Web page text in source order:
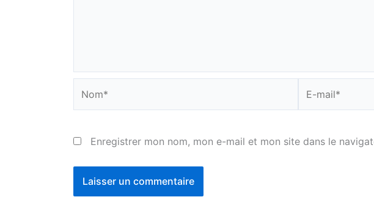
mail*
Enregistrer mon nom, mon e-mail et mon site dans le